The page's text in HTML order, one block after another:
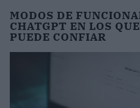
MODOS DE
CHATGPT EN LOS
PUEDE CONFIAR